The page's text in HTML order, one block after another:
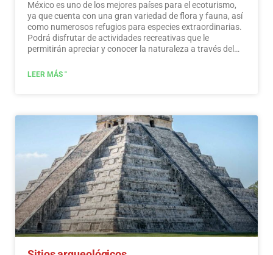
México es uno de los mejores países para el ecoturismo,
ya que cuenta con una gran variedad de flora y fauna, así
como numerosos refugios para especies extraordinarias.
Podrá disfrutar de actividades recreativas que le
permitirán apreciar y conocer la naturaleza a través del
atracciones naturales, fauna silvestre y aves. En todo
mucho más, creemos que México es un paraíso para el
Leer más
LEER MÁS "